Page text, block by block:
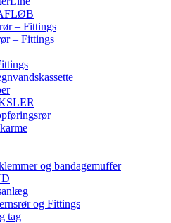
– Fittings
– Fittings
og bandagemuffer
og Fittings
tag